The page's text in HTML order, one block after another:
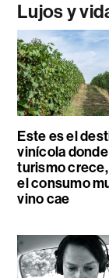
Lujos y
Este es el
vinícola
turismo
el consumo
vino cae